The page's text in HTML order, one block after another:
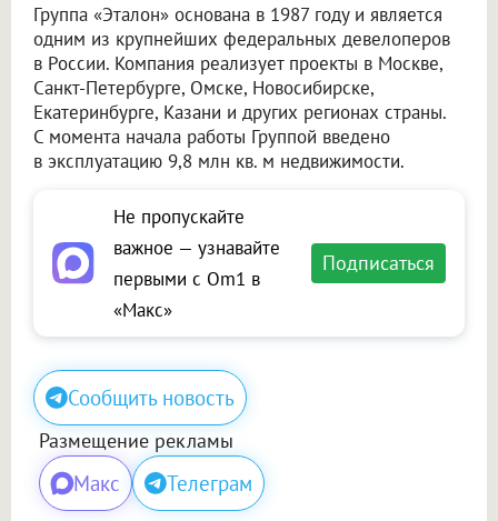
Группа «Эталон» основана в 1987 году и является
одним из крупнейших федеральных девелоперов
в России. Компания реализует проекты в Москве,
Санкт-Петербурге, Омске, Новосибирске,
Екатеринбурге, Казани и других регионах страны.
С момента начала работы Группой введено
в эксплуатацию 9,8 млн кв. м недвижимости.
Не пропускайте
важное — узнавайте
первыми с Om1 в
«Макс»
Подписаться
Сообщить новость
Размещение рекламы
Макс Телеграм